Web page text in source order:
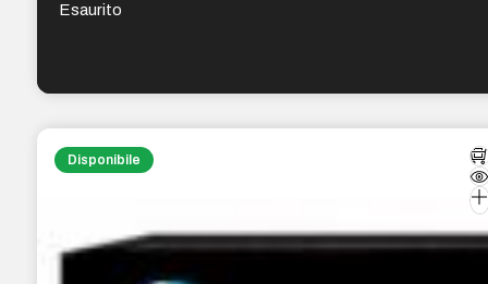
Esaurito
Disponibile